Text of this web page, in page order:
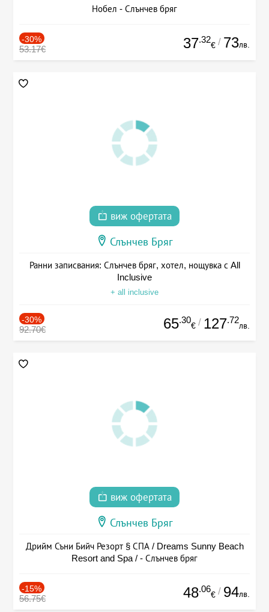
Нобел - Слънчев бряг
-30%
53.17€ 37.32
€ / 73лв.
виж офертата
Слънчев Бряг
Ранни записвания: Слънчев бряг, хотел, нощувка с All
Inclusive
+ all inclusive
-30%
92.70€ 65.30
€ / 127.72
лв.
виж офертата
Слънчев Бряг
Дрийм Съни Бийч Резорт § СПА / Dreams Sunny Beach
Resort and Spa / - Слънчев бряг
-15%
56.75€ 48.06
€ / 94лв.